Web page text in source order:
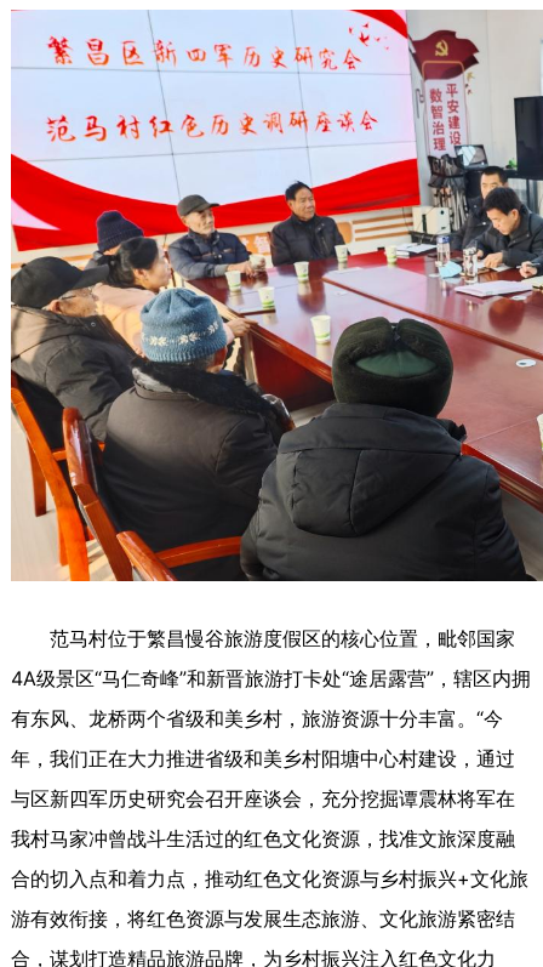
范马村位于繁昌慢谷旅游度假区的核心位置，毗邻国家
4A级景区“马仁奇峰”和新晋旅游打卡处“途居露营”，辖区内拥
有东风、龙桥两个省级和美乡村，旅游资源十分丰富。“今
年，我们正在大力推进省级和美乡村阳塘中心村建设，通过
与区新四军历史研究会召开座谈会，充分挖掘谭震林将军在
我村马家冲曾战斗生活过的红色文化资源，找准文旅深度融
合的切入点和着力点，推动红色文化资源与乡村振兴+文化旅
游有效衔接，将红色资源与发展生态旅游、文化旅游紧密结
合，谋划打造精品旅游品牌，为乡村振兴注入红色文化力